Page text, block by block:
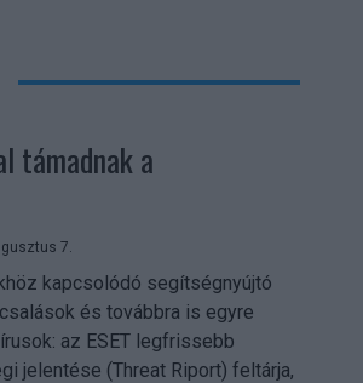
támadnak a
7.
kapcsolódó segítségnyújtó
és továbbra is egyre
az ESET legfrissebb
jelentése (Threat Riport) feltárja,